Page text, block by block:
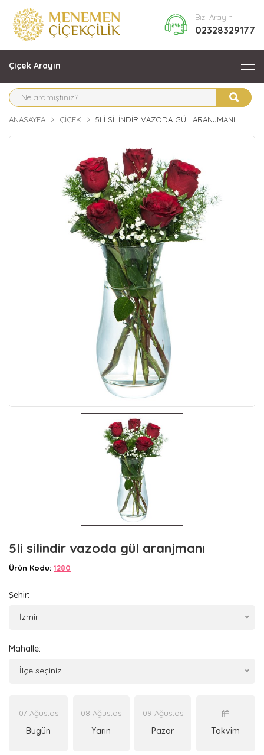
Bizi Arayın
02328329177
Çiçek Arayın
ANASAYFA ÇIÇEK 5LI SILINDIR VAZODA GÜL ARANJMANI
5li silindir vazoda gül aranjmanı
Ürün Kodu: 1280
Şehir:
İzmir
Mahalle:
İlçe seçiniz
07 Ağustos
Bugün
08 Ağustos
Yarın
09 Ağustos
Pazar Takvim